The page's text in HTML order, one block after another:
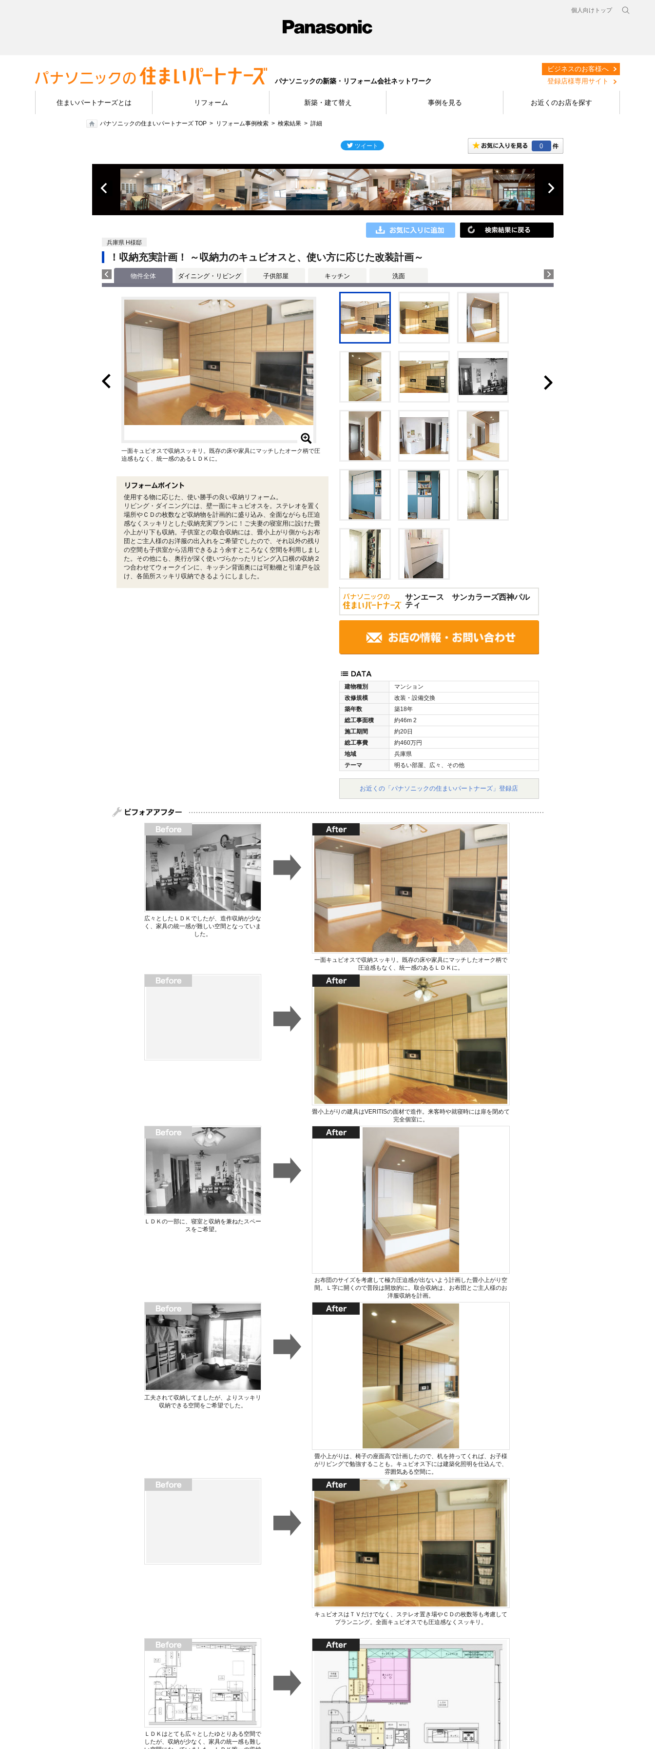
個人向けトップ
パナソニックの新築・リフォーム会社ネットワーク
ビジネスのお客様へ
登録店様専用サイト
住まいパートナーズとは リフォーム 新築・建て替え 事例を見る お近くのお店を探す
パナソニックの住まいパートナーズ TOP リフォーム事例検索 検索結果 詳細
0
兵庫県 H様邸
！収納充実計画！ ～収納力のキュビオスと、使い方に応じた改装計画～
物件全体 ダイニング・リビング 子供部屋 キッチン 洗面
サンエース サンカラーズ西神パル
ティ
建物種別
マンション
改修規模
改装・設備交換
築年数
築18年
総工事面積
約46m 2
施工期間
約20日
総工事費
約460万円
地域
兵庫県
テーマ
明るい部屋、広々、その他
お近くの「パナソニックの住まいパートナーズ」登録店
一面キュビオスで収納スッキリ。既存の床や家具にマッチしたオーク柄で圧
迫感もなく、統一感のあるＬＤＫに。
使用する物に応じた、使い勝手の良い収納リフォーム。
リビング・ダイニングには、壁一面にキュビオスを。ステレオを置く
場所やＣＤの枚数など収納物を計画的に盛り込み、全面ながらも圧迫
感なくスッキリとした収納充実プランに！ご夫妻の寝室用に設けた畳
小上がり下も収納。子供室との取合収納には、畳小上がり側からお布
団とご主人様のお洋服の出入れをご希望でしたので、それ以外の残り
の空間も子供室から活用できるよう余すところなく空間を利用しまし
た。その他にも、奥行が深く使いづらかったリビング入口横の収納２
つ合わせてウォークインに、キッチン背面奥には可動棚と引違戸を設
け、各箇所スッキリ収納できるようにしました。
広々としたＬＤＫでしたが、造作収納が少な
く、家具の統一感が難しい空間となっていま
した。
一面キュビオスで収納スッキリ。既存の床や家具にマッチしたオーク柄で
圧迫感もなく、統一感のあるＬＤＫに。
畳小上がりの建具はVERITISの面材で造作。来客時や就寝時には扉を閉めて
完全個室に。
ＬＤＫの一部に、寝室と収納を兼ねたスペー
スをご希望。
お布団のサイズを考慮して極力圧迫感が出ないよう計画した畳小上がり空
間。Ｌ字に開くので普段は開放的に。取合収納は、お布団とご主人様のお
洋服収納を計画。
工夫されて収納してましたが、よりスッキリ
収納できる空間をご希望でした。
畳小上がりは、椅子の座面高で計画したので、机を持ってくれば、お子様
がリビングで勉強することも。キュビオス下には建築化照明を仕込んで、
雰囲気ある空間に。
キュビオスはＴＶだけでなく、ステレオ置き場やＣＤの枚数等も考慮して
プランニング。全面キュビオスでも圧迫感なくスッキリ。
ＬＤＫはとても広々としたゆとりある空間で
したが、収納が少なく、家具の統一感も難し